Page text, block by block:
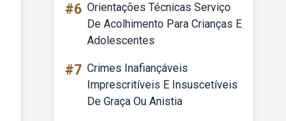
#6 Orientações Técnicas Serviço
De Acolhimento Para Crianças E
Adolescentes
#7 Crimes Inafiançáveis
Imprescritíveis E Insuscetíveis
De Graça Ou Anistia